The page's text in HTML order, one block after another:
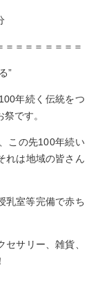
＝＝＝＝＝＝＝＝
”
年続く伝統をつ
です。
この先100年続い
れは地域の皆さん
乳室等完備で赤ち
サリー、雑貨、